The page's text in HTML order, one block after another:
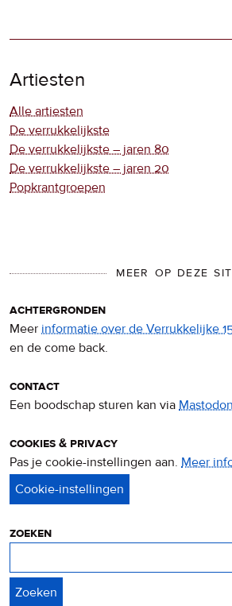
Artiesten
Alle artiesten
De verrukkelijkste
De verrukkelijkste – jaren 80
De verrukkelijkste – jaren 20
Popkrantgroepen
MEER OP DEZE
achtergronden
Meer informatie over de Verrukkelijke
en de come back.
contact
Een boodschap sturen kan via Mastodon
cookies & privacy
Pas je cookie-instellingen aan. Meer
zoeken